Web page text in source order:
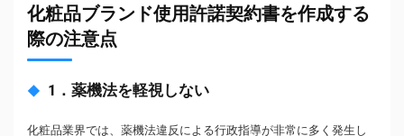
化粧品ブランド使用許諾契約書を作成する
際の注意点
1．薬機法を軽視しない
化粧品業界では、薬機法違反による行政指導が非常に多く発生し